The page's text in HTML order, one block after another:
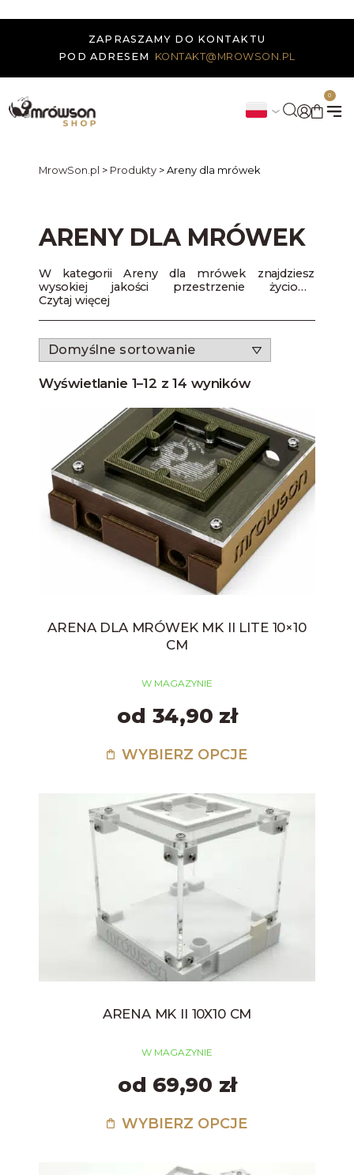
ZAPRASZAMY DO KONTAKTU
POD ADRESEM
KONTAKT@MROWSON.PL
0
MrowSon.pl > Produkty > Areny dla mrówek
ARENY DLA MRÓWEK
W kategorii Areny dla mrówek znajdziesz
wysokiej jakości przestrzenie życiowe
zaprojektowane specjalnie dla mrówek. Nasze
rozszerzeniem każdego formikarium, oferując
mrówkom więcej przestrzeni do życia, co jest
o wiele łatwiej jest opiekować się mrówkami w
codziennych czynnościach. Łatwiej zadbać o
czystość, czy wymieniać zasobnik z wodą lub
Czytaj więcej
Wyświetlanie 1–12 z 14 wyników
ARENA DLA MRÓWEK MK II LITE 10×10
CM
W MAGAZYNIE
od 34,90 zł
WYBIERZ OPCJE
ARENA MK II 10X10 CM
W MAGAZYNIE
od 69,90 zł
WYBIERZ OPCJE